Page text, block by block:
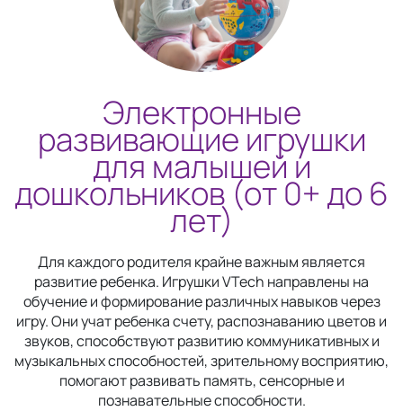
Электронные
развивающие игрушки
для малышей и
дошкольников (от 0+ до 6
лет)
Для каждого родителя крайне важным является
развитие ребенка. Игрушки VTech направлены на
обучение и формирование различных навыков через
игру. Они учат ребенка счету, распознаванию цветов и
звуков, способствуют развитию коммуникативных и
музыкальных способностей, зрительному восприятию,
помогают развивать память, сенсорные и
познавательные способности.